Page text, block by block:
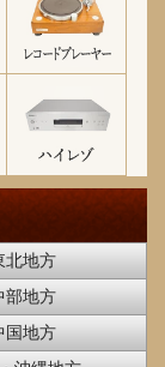
北地方
部地方
国地方